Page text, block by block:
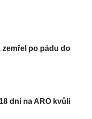
po pádu do
dní na ARO kvůli